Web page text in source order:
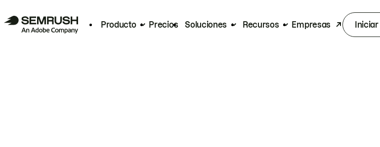
Producto Precios Soluciones Recursos Empresas